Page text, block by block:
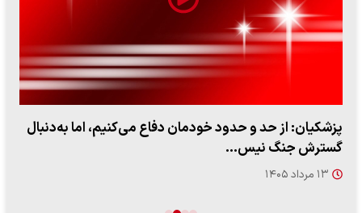
پزشکیان: از حد و حدود خودمان دفاع می‌کنیم، اما به‌دنبال
گسترش جنگ نیس…
۱۳ مرداد ۱۴۰۵